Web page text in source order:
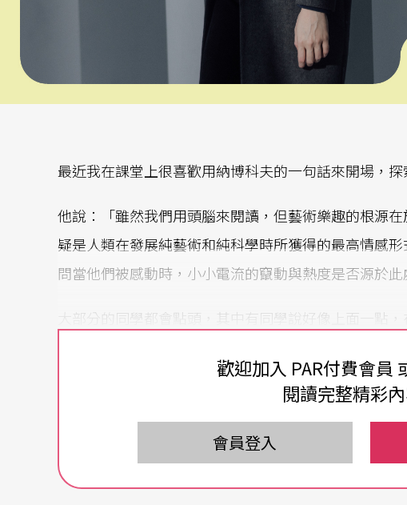
最近我在課堂上很喜歡用納博科夫的一句話來開場，探
他說：「雖然我們用頭腦來閱讀，但藝術樂趣的根源
疑是人類在發展純藝術和純科學時所獲得的最高情感
問當他們被感動時，小小電流的竄動與熱度是否源於此
大部分的同學都會點頭，其中有同學說好像上面一點
靠近胸口。我說沒關係，大家構造相同功能多少有些
接著我開始解釋，這肩胛骨從沒事到有事的變化過程，
體性，聯結╱關係，強度╱變化。我把情動與情緒做釐
人，與接受別人影響的能力。」
通常聽到這裡，台下學員的表情都很猙獰。我不是理
歡迎加入 PAR付費會員
閱讀完整精彩內
會員登入